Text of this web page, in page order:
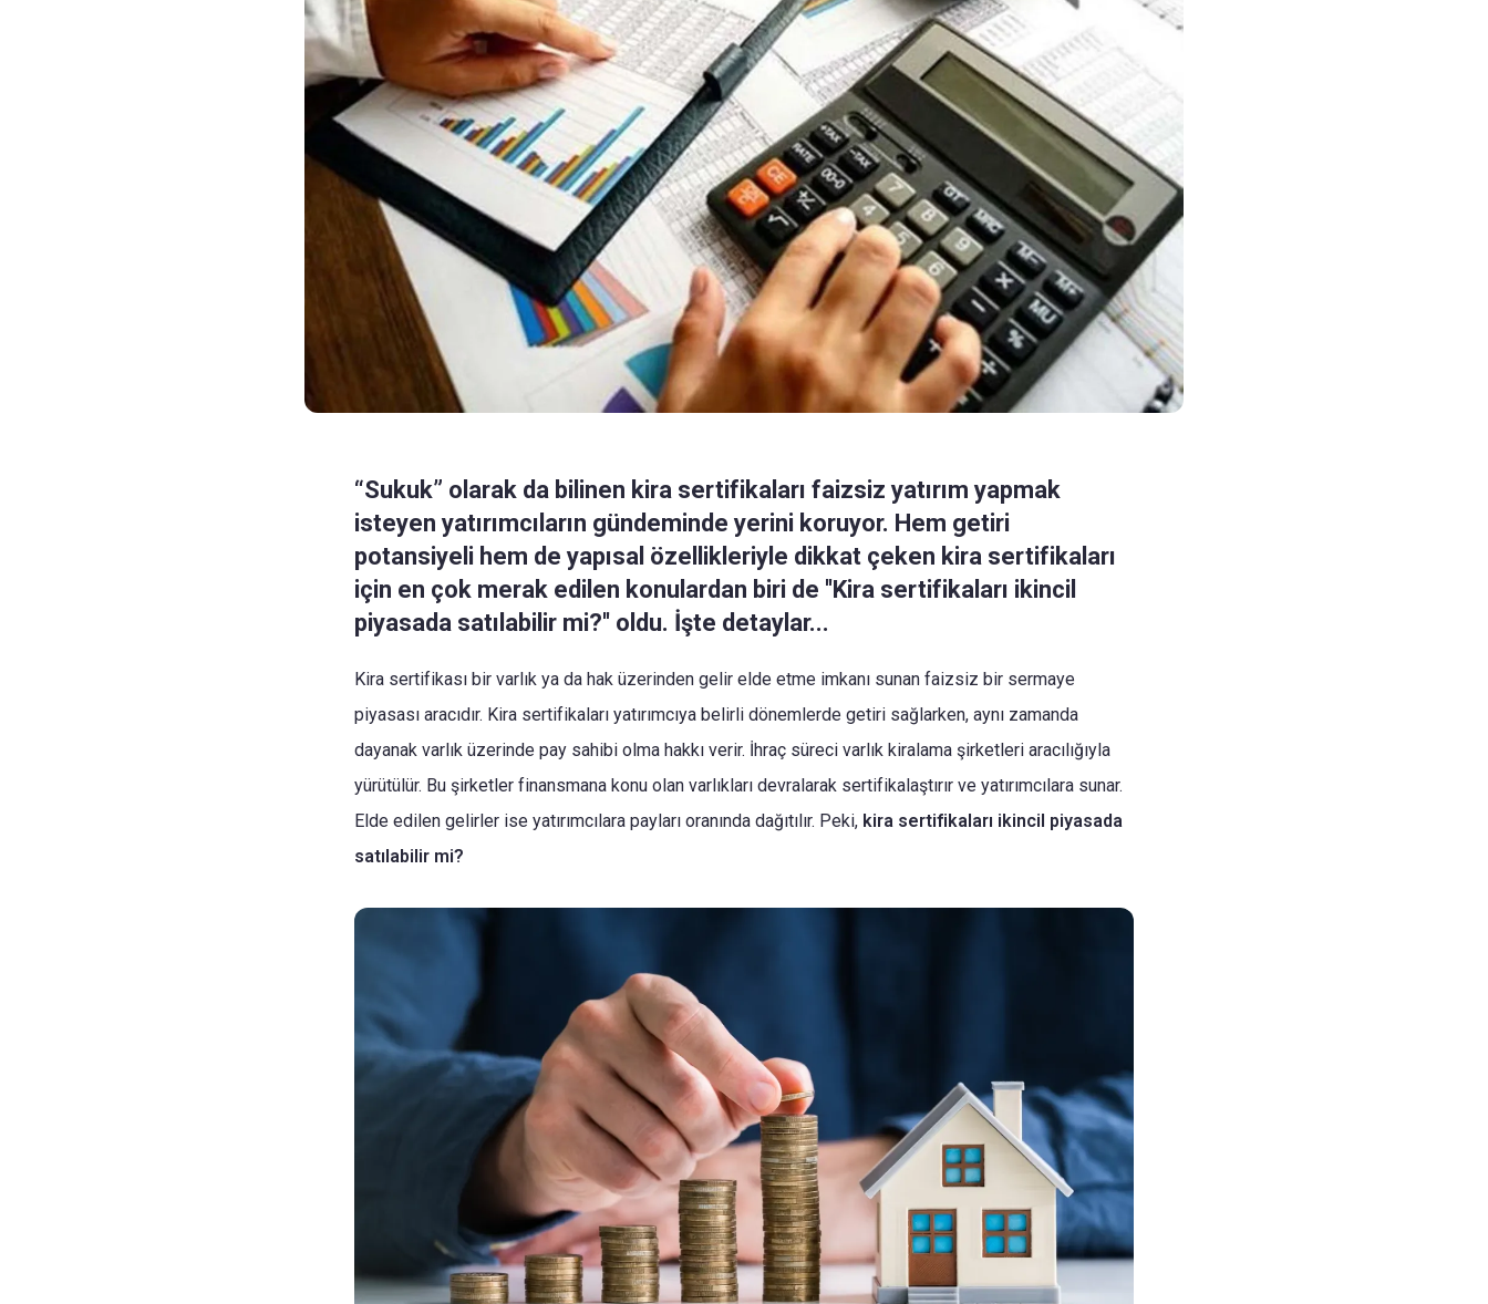
“Sukuk” olarak da bilinen kira sertifikaları faizsiz yatırım yapmak
isteyen yatırımcıların gündeminde yerini koruyor. Hem getiri
potansiyeli hem de yapısal özellikleriyle dikkat çeken kira sertifikaları
için en çok merak edilen konulardan biri de ''Kira sertifikaları ikincil
piyasada satılabilir mi?'' oldu. İşte detaylar...
Kira sertifikası bir varlık ya da hak üzerinden gelir elde etme imkanı sunan faizsiz bir sermaye
piyasası aracıdır. Kira sertifikaları yatırımcıya belirli dönemlerde getiri sağlarken, aynı zamanda
dayanak varlık üzerinde pay sahibi olma hakkı verir. İhraç süreci varlık kiralama şirketleri aracılığıyla
yürütülür. Bu şirketler finansmana konu olan varlıkları devralarak sertifikalaştırır ve yatırımcılara sunar.
Elde edilen gelirler ise yatırımcılara payları oranında dağıtılır. Peki, kira sertifikaları ikincil piyasada
satılabilir mi?